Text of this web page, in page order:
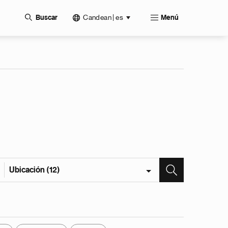
Buscar Candean | es Menú
Ubicación (12)